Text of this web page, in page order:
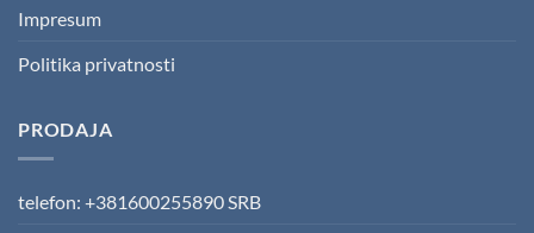
Impresum
Politika privatnosti
PRODAJA
telefon: +381600255890 SRB